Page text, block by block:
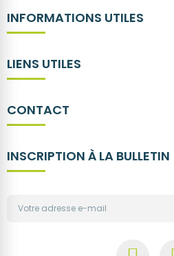
INFORMATIONS UTILES
LIENS UTILES
CONTACT
INSCRIPTION À LA BULLETIN